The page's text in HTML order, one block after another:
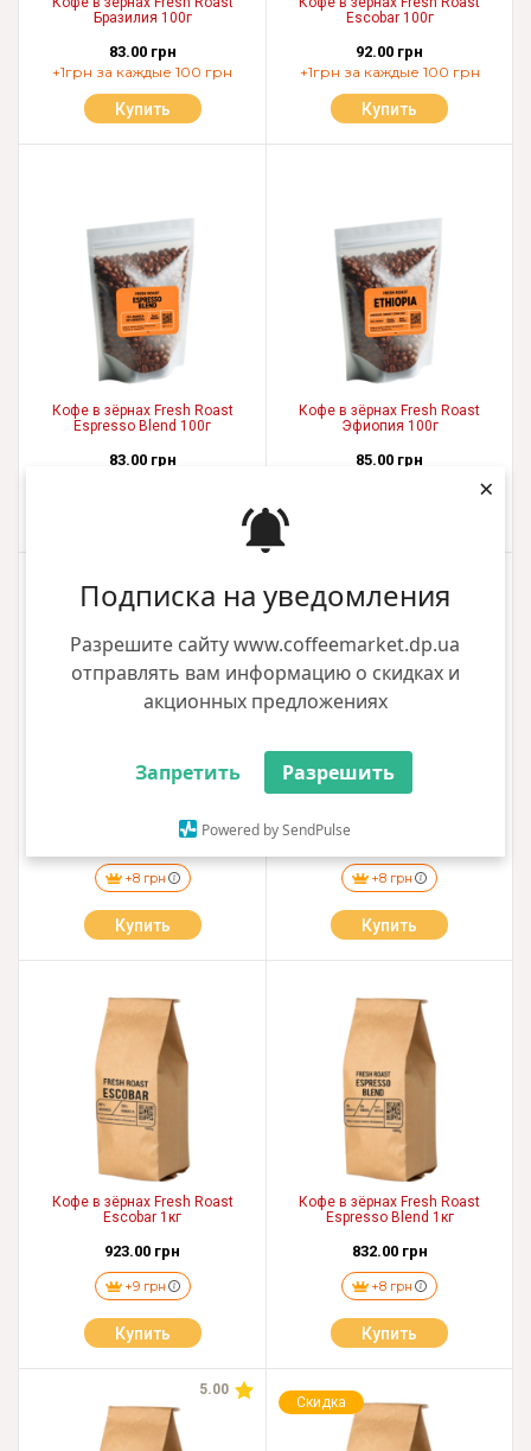
Подписка на уведомления
Разрешите сайту www.coffeemarket.dp.ua
отправлять вам информацию о скидках и
акционных предложениях
Запретить Разрешить
Powered by SendPulse
×
Бразилия 100г
83.00 грн
+1грн за каждые 100 грн
Купить
Escobar 100г
92.00 грн
+1грн за каждые 100 грн
Купить
Кофе в зёрнах Fresh Roast
Espresso Blend 100г
83.00 грн
Кофе в зёрнах Fresh Roast
Эфиопия 100г
85.00 грн
Скидка
891.00 грн
+8 грн
Купить
Кофе в зёрнах Fresh Roast
+8 грн
Купить
Кофе в зёрнах Fresh Roast
Escobar 1кг
923.00 грн
+9 грн
Купить
Кофе в зёрнах Fresh Roast
Espresso Blend 1кг
832.00 грн
+8 грн
Купить
5.00
Скидка